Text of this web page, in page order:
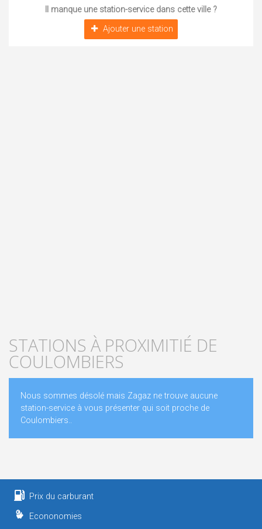
Il manque une station-service dans cette ville ?
Ajouter une station
STATIONS À PROXIMITIÉ DE
COULOMBIERS
Nous sommes désolé mais Zagaz ne trouve aucune
station-service à vous présenter qui soit proche de
Coulombiers..
Prix du carburant
Econonomies